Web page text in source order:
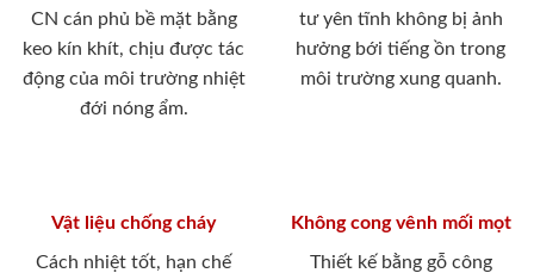
CN cán phủ bề mặt bằng
keo kín khít, chịu được tác
động của môi trường nhiệt
đới nóng ẩm.
tư yên tĩnh không bị ảnh
hưởng bới tiếng ồn trong
môi trường xung quanh.
Vật liệu chống cháy
Cách nhiệt tốt, hạn chế
Không cong vênh mối mọt
Thiết kế bằng gỗ công